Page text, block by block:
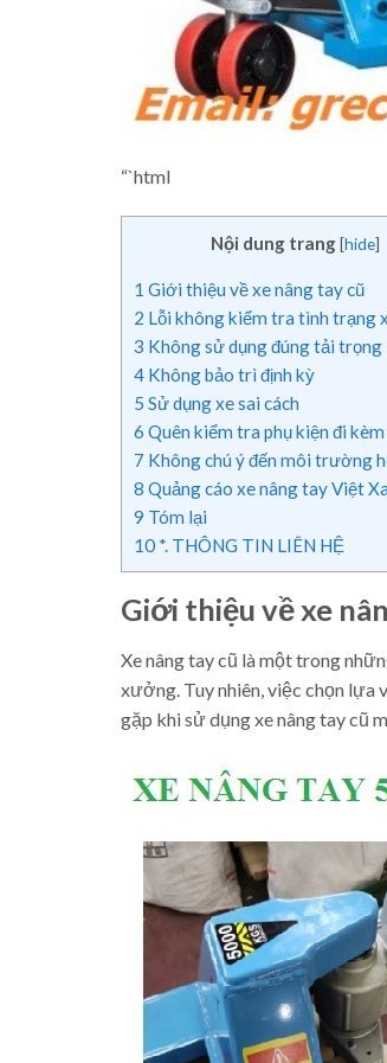
“`html
Nội dung trang [hide]
1 Giới thiệu về xe nâng tay cũ
2 Lỗi không kiểm tra tình trạng
3 Không sử dụng đúng tải trọng
4 Không bảo trì định kỳ
5 Sử dụng xe sai cách
6 Quên kiểm tra phụ kiện đi kèm
7 Không chú ý đến môi trường
8 Quảng cáo xe nâng tay Việt
9 Tóm lại
10 *. THÔNG TIN LIÊN HỆ
Giới thiệu về xe
Xe nâng tay cũ là một trong
xưởng. Tuy nhiên, việc chọn lựa
gặp khi sử dụng xe nâng tay cũ